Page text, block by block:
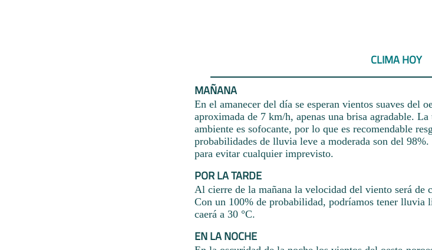
CLIMA HOY
MAÑANA
En el amanecer del día se esperan vientos suaves del
aproximada de 7 km/h, apenas una brisa agradable.
ambiente es sofocante, por lo que es recomendable
probabilidades de lluvia leve a moderada son del
para evitar cualquier imprevisto.
POR LA TARDE
Al cierre de la mañana la velocidad del viento será de
Con un 100% de probabilidad, podríamos tener lluvia
caerá a 30 °C.
EN LA NOCHE